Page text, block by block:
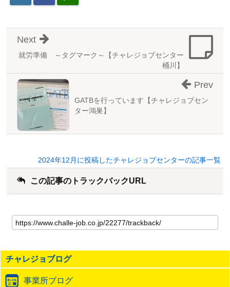
就労準備 ～タグマーク～【チャレジョブセンター
桶川】
Next
GATBを行っています【チャレジョブセン
ター鴻巣】
Prev
2024年12月に投稿したチャレジョブセンターの記事一覧
この記事のトラックバックURL
の
記
の
ト
ッ
チャレジョブログ
事業所ブログ